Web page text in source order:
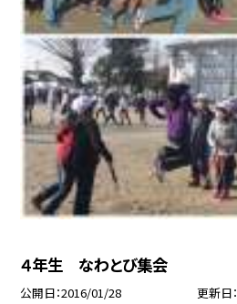
４年生 なわとび集会
公開日 2016/01/28 更新日